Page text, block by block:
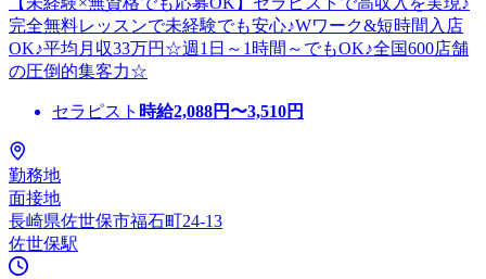
完全無料レッスンで未経験でも安心♪Wワーク&短時間入店
OK♪平均月収33万円☆週1日～1時間～でもOK♪全国600店舗
の圧倒的集客力☆
セラピスト 時給2,088円〜3,510円
勤務地
面接地
長崎県佐世保市福石町24-13
佐世保駅